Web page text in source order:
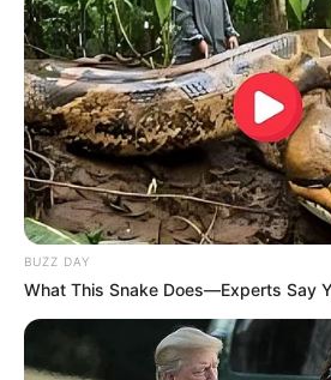
BUZZ DAY
What This Snake Does—Experts Say